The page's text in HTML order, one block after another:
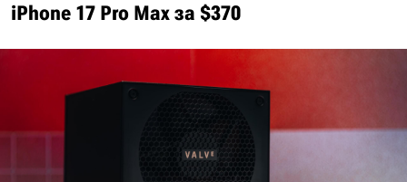
iPhone 17 Pro Max за $370